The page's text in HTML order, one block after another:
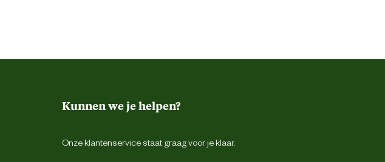
Kunnen we je helpen?
Onze klantenservice staat graag voor je klaar.